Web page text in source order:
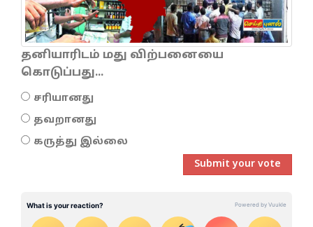
தனியாரிடம் மது விற்பனையை
கொடுப்பது...
சரியானது
தவறானது
கருத்து இல்லை
Submit your vote